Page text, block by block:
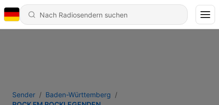
Sender
Baden-Württemberg